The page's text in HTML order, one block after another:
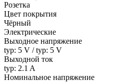
Розетка
Цвет покрытия
Чёрный
Электрические
Выходное напряжение
typ: 5 V / typ: 5 V
Выходной ток
typ: 2.1 A
Номинальное напряжение